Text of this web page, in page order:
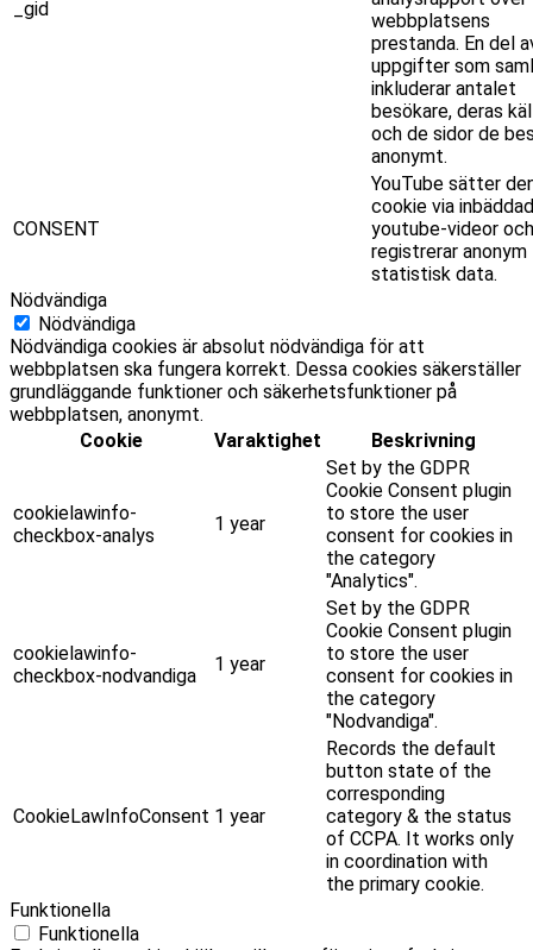
_gid
webbplatsens
prestanda. En del
uppgifter som
inkluderar antalet
besökare, deras
och de sidor de
anonymt.
CONSENT
YouTube sätter
cookie via
youtube-videor och
registrerar anonym
statistisk data.
Nödvändiga
Nödvändiga
Nödvändiga cookies är absolut nödvändiga för att
webbplatsen ska fungera korrekt. Dessa cookies säkerställer
grundläggande funktioner och säkerhetsfunktioner på
webbplatsen, anonymt.
Cookie
Varaktighet Beskrivning
cookielawinfo-
checkbox-analys
1 year
Set by the GDPR
Cookie Consent plugin
to store the user
consent for cookies in
the category
"Analytics".
cookielawinfo-
checkbox-nodvandiga
1 year
Set by the GDPR
Cookie Consent plugin
to store the user
consent for cookies in
the category
"Nodvandiga".
CookieLawInfoConsent 1 year
Records the default
button state of the
corresponding
category & the status
of CCPA. It works only
in coordination with
the primary cookie.
Funktionella
Funktionella